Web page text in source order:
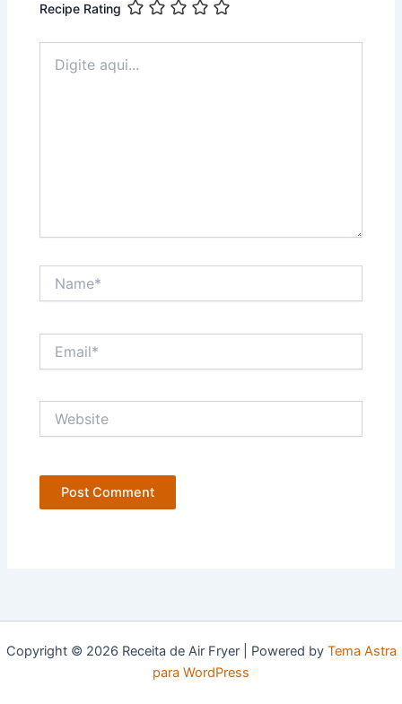
Recipe Rating
aqui...
Copyright © 2026 Receita de Air Fryer | Powered by Tema Astra
para WordPress